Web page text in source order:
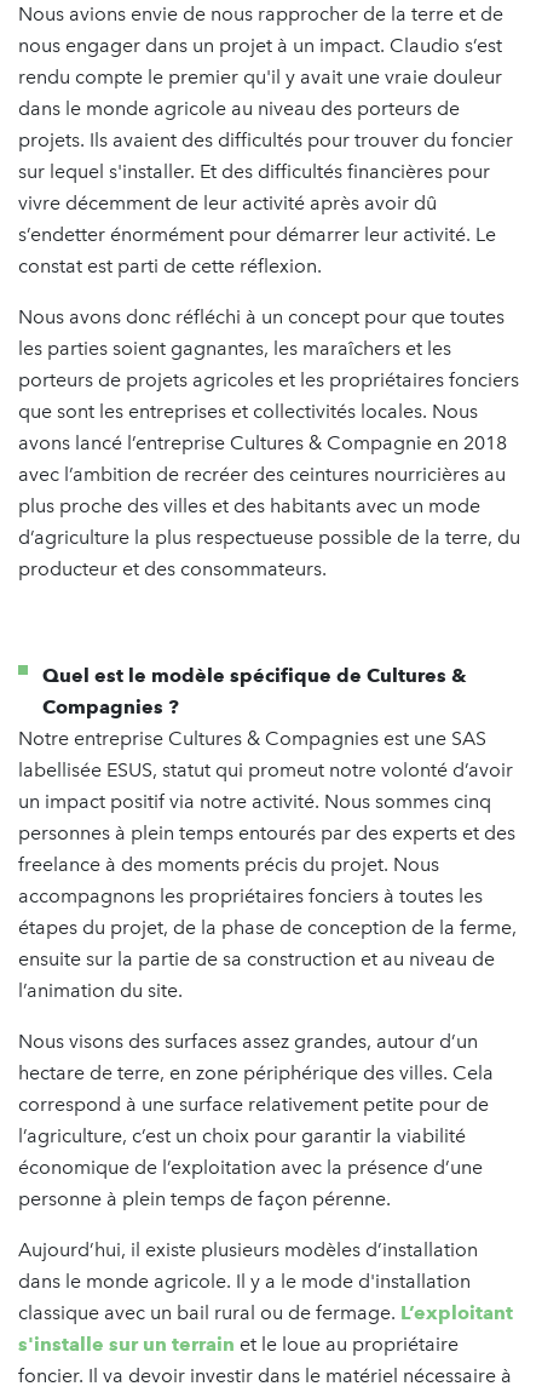
Nous avions envie de nous rapprocher de la terre et de
nous engager dans un projet à un impact. Claudio s’est
rendu compte le premier qu'il y avait une vraie douleur
dans le monde agricole au niveau des porteurs de
projets. Ils avaient des difficultés pour trouver du foncier
sur lequel s'installer. Et des difficultés financières pour
vivre décemment de leur activité après avoir dû
s’endetter énormément pour démarrer leur activité. Le
constat est parti de cette réflexion.
Nous avons donc réfléchi à un concept pour que toutes
les parties soient gagnantes, les maraîchers et les
porteurs de projets agricoles et les propriétaires fonciers
que sont les entreprises et collectivités locales. Nous
avons lancé l’entreprise Cultures & Compagnie en 2018
avec l’ambition de recréer des ceintures nourricières au
plus proche des villes et des habitants avec un mode
d’agriculture la plus respectueuse possible de la terre, du
producteur et des consommateurs.
Quel est le modèle spécifique de Cultures &
Compagnies ?
Notre entreprise Cultures & Compagnies est une SAS
labellisée ESUS, statut qui promeut notre volonté d’avoir
un impact positif via notre activité. Nous sommes cinq
personnes à plein temps entourés par des experts et des
freelance à des moments précis du projet. Nous
accompagnons les propriétaires fonciers à toutes les
étapes du projet, de la phase de conception de la ferme,
ensuite sur la partie de sa construction et au niveau de
l’animation du site.
Nous visons des surfaces assez grandes, autour d’un
hectare de terre, en zone périphérique des villes. Cela
correspond à une surface relativement petite pour de
l’agriculture, c’est un choix pour garantir la viabilité
économique de l’exploitation avec la présence d’une
personne à plein temps de façon pérenne.
Aujourd’hui, il existe plusieurs modèles d’installation
dans le monde agricole. Il y a le mode d'installation
classique avec un bail rural ou de fermage. L’exploitant
s'installe sur un terrain et le loue au propriétaire
foncier. Il va devoir investir dans le matériel nécessaire à